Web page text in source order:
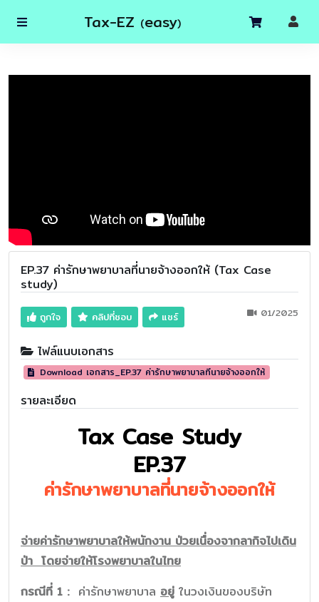
Tax-EZ (easy)
EP.37 ค่ารักษาพยาบาลที่นายจ้างออกให้ (Tax Case
study)
ถูกใจ คลิปที่ชอบ แชร์ 01/2025
ไฟล์แนบเอกสาร
Download เอกสาร_EP.37 ค่ารักษาพยาบาลที่นายจ้างออกให้
รายละเอียด
Tax Case Study
EP.37
ค่ารักษาพยาบาลที่นายจ้างออกให้
จ่ายค่ารักษาพยาบาลให้พนักงาน ป่วยเนื่องจากลากิจไปเดิน
ป่า โดยจ่ายให้โรงพยาบาลในไทย
กรณีที่ 1 : ค่ารักษาพยาบาล อยู่ ในวงเงินของบริษัท